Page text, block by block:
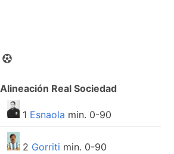
Alineación Real Sociedad
1 Esnaola min. 0-90
2 Gorriti min. 0-90